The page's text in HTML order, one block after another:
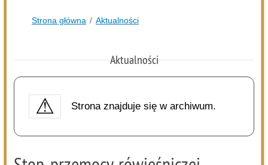
Siódmy dzień Pieszej Pielgrzymki Drohiczyńskiej.
DZISIEJSZY Miejska Biblioteka Publiczna w Siemiatyczach
07.08.2026 Komenda Policji Siemiatycze